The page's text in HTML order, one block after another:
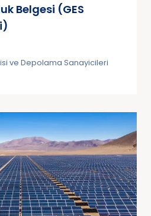
Belgesi (GES
ve Depolama Sanayicileri